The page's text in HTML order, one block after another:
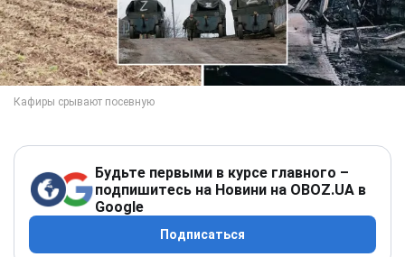
Будьте первыми в курсе главного –
подпишитесь на Новини на OBOZ.UA в
Google
Подписаться